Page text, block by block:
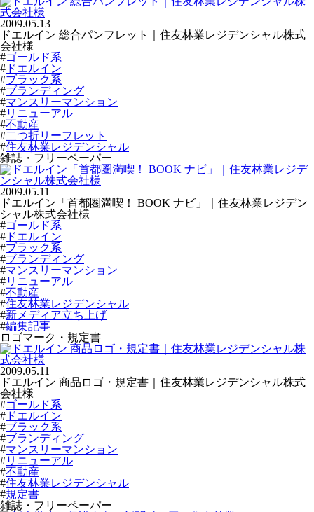
2009.05.13
ドエルイン 総合パンフレット｜住友林業レジデンシャル株式
会社様
#ゴールド系
# ドエルイン
#ブラック系
#ブランディング
#マンスリーマンション
#リニューアル
#不動産
#二つ折リーフレット
#住友林業レジデンシャル
雑誌・フリーペーパー
2009.05.11
ドエルイン「首都圏満喫！ BOOK ナビ」｜住友林業レジデン
シャル株式会社様
#ゴールド系
# ドエルイン
#ブラック系
#ブランディング
#マンスリーマンション
#リニューアル
#不動産
#住友林業レジデンシャル
#新メディア立ち上げ
#編集記事
ロゴマーク・規定書
2009.05.11
ドエルイン 商品ロゴ・規定書｜住友林業レジデンシャル株式
会社様
#ゴールド系
# ドエルイン
#ブラック系
#ブランディング
#マンスリーマンション
#リニューアル
#不動産
#住友林業レジデンシャル
#規定書
雑誌・フリーペーパー